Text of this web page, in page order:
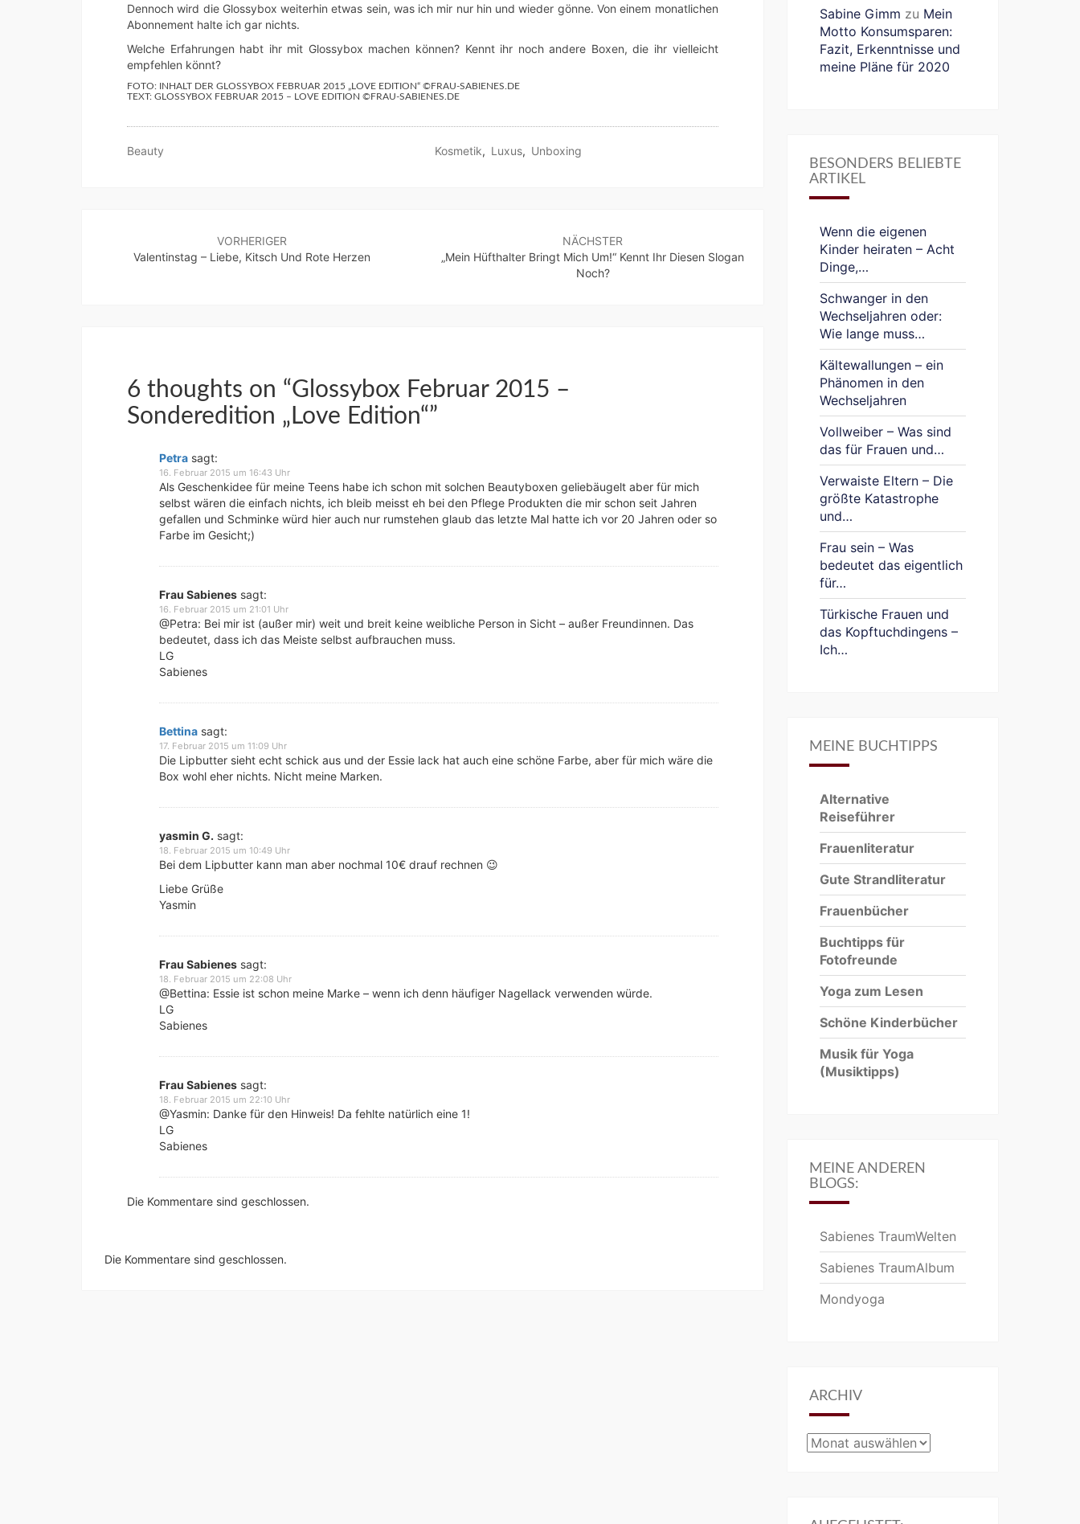
Dennoch wird die Glossybox weiterhin etwas sein, was ich mir nur hin und wieder gönne. Von einem monatlichen
Abonnement halte ich gar nichts.
Welche Erfahrungen habt ihr mit Glossybox machen können? Kennt ihr noch andere Boxen, die ihr vielleicht
empfehlen könnt?
FOTO: INHALT DER GLOSSYBOX FEBRUAR 2015 „LOVE EDITION“ ©FRAU-SABIENES.DE
TEXT: GLOSSYBOX FEBRUAR 2015 – LOVE EDITION ©FRAU-SABIENES.DE
Beauty Kosmetik, Luxus, Unboxing
VORHERIGER
Valentinstag – Liebe, Kitsch Und Rote Herzen
NÄCHSTER
„Mein Hüfthalter Bringt Mich Um!“ Kennt Ihr Diesen Slogan
Noch?
6 thoughts on “Glossybox Februar 2015 –
Sonderedition „Love Edition“”
Petra sagt:
16. Februar 2015 um 16:43 Uhr
Als Geschenkidee für meine Teens habe ich schon mit solchen Beautyboxen geliebäugelt aber für mich
selbst wären die einfach nichts, ich bleib meisst eh bei den Pflege Produkten die mir schon seit Jahren
gefallen und Schminke würd hier auch nur rumstehen glaub das letzte Mal hatte ich vor 20 Jahren oder so
Farbe im Gesicht;)
Frau Sabienes sagt:
16. Februar 2015 um 21:01 Uhr
@Petra: Bei mir ist (außer mir) weit und breit keine weibliche Person in Sicht – außer Freundinnen. Das
bedeutet, dass ich das Meiste selbst aufbrauchen muss.
LG
Sabienes
Bettina sagt:
17. Februar 2015 um 11:09 Uhr
Die Lipbutter sieht echt schick aus und der Essie lack hat auch eine schöne Farbe, aber für mich wäre die
Box wohl eher nichts. Nicht meine Marken.
yasmin G. sagt:
18. Februar 2015 um 10:49 Uhr
Bei dem Lipbutter kann man aber nochmal 10€ drauf rechnen 😉
Liebe Grüße
Yasmin
Frau Sabienes sagt:
18. Februar 2015 um 22:08 Uhr
@Bettina: Essie ist schon meine Marke – wenn ich denn häufiger Nagellack verwenden würde.
LG
Sabienes
Frau Sabienes sagt:
18. Februar 2015 um 22:10 Uhr
@Yasmin: Danke für den Hinweis! Da fehlte natürlich eine 1!
LG
Sabienes
Die Kommentare sind geschlossen.
Die Kommentare sind geschlossen.
Sabine Gimm zu Mein
Motto Konsumsparen:
Fazit, Erkenntnisse und
meine Pläne für 2020
BESONDERS BELIEBTE
ARTIKEL
Wenn die eigenen
Kinder heiraten – Acht
Dinge,…
Schwanger in den
Wechseljahren oder:
Wie lange muss…
Kältewallungen – ein
Phänomen in den
Wechseljahren
Vollweiber – Was sind
das für Frauen und…
Verwaiste Eltern – Die
größte Katastrophe
und…
Frau sein – Was
bedeutet das eigentlich
für…
Türkische Frauen und
das Kopftuchdingens –
Ich…
MEINE BUCHTIPPS
Alternative
Reiseführer
Frauenliteratur
Gute Strandliteratur
Frauenbücher
Buchtipps für
Fotofreunde
Yoga zum Lesen
Schöne Kinderbücher
Musik für Yoga
(Musiktipps)
MEINE ANDEREN
BLOGS:
Sabienes TraumWelten
Sabienes TraumAlbum
Mondyoga
ARCHIV
Archiv